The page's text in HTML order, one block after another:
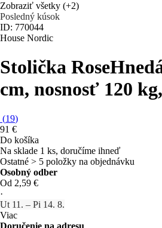
Zobraziť všetky (+2)
Posledný kúsok
ID: 770044
House Nordic
Stolička Rose
cm, nosnosť 120 kg
(19)
91 €
Do košíka
Na sklade 1 ks, doručíme ihneď
Ostatné > 5 položky na objednávku
Osobný odber
Od 2,59 €
·
Ut 11. – Pi 14. 8.
Viac
Doručenie na adresu